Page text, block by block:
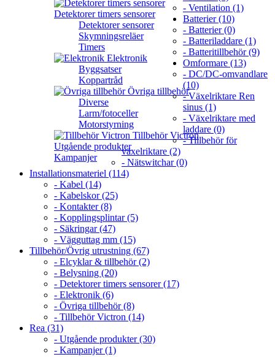
Detektorer timers sensorer
Detektorer sensorer
Skymningsreläer
Timers
Elektronik
Byggsatser
Koppartråd
Övriga tillbehör
Diverse
Larm/fotoceller
Motorstyrning
Tillbehör Victron
Utgående produkter
Kampanjer
- Ventilation (1)
Batterier (10)
- Batterier (0)
- Batteriladdare (1)
- Batteritillbehör (9)
Omformare (13)
- DC/DC-omvandlare
(10)
- Växelriktare Ren
sinus (1)
- Växelriktare med
laddare (0)
- Tillbehör för
växelriktare (2)
- Nätswitchar (0)
Installationsmateriel (114)
- Kabel (14)
- Kabelskor (25)
- Kontakter (8)
- Kopplingsplintar (5)
- Säkringar (47)
- Vägguttag mm (15)
Tillbehör/Övrig utrustning (67)
- Elcyklar & tillbehör (2)
- Belysning (20)
- Detektorer timers sensorer (17)
- Elektronik (6)
- Övriga tillbehör (8)
- Tillbehör Victron (14)
Rea (31)
- Utgående produkter (30)
- Kampanjer (1)